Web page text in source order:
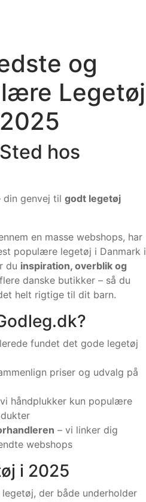
og
Legetøj
hos
din genvej til godt legetøj
en masse webshops, har
populære legetøj i Danmark i
du inspiration, overblik og
danske butikker – så du
helt rigtige til dit barn.
fundet det gode legetøj
priser og udvalg på
håndplukker kun populære
– vi linker dig
webshops
i 2025
der både underholder